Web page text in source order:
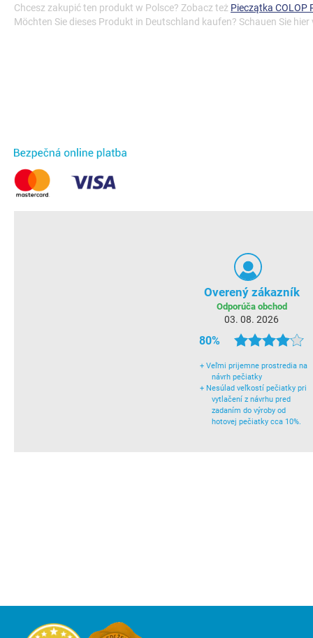
Chcesz zakupić ten produkt w Polsce? Zobacz też Pieczątka COLOP
Möchten Sie dieses Produkt in Deutschland kaufen? Schauen Sie hier
Overený zákazník
Odporúča obchod
03. 08. 2026
80%
+ Veľmi prijemne prostredia na
návrh pečiatky
+ Nesúlad veľkostí pečiatky pri
vytlačení z návrhu pred
zadaním do výroby od
hotovej pečiatky cca 10%.